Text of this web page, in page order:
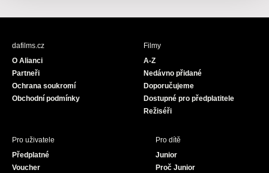
c
s
u
dafilms.cz
O Alianci
Partneři
Ochrana soukromí
Obchodní podmínky
Filmy
A-Z
Nedávno přidané
Doporučujeme
Dostupné pro předplatitele
Režiséři
Pro uživatele
Předplatné
Voucher
Pro dítě
Junior
Proč Junior